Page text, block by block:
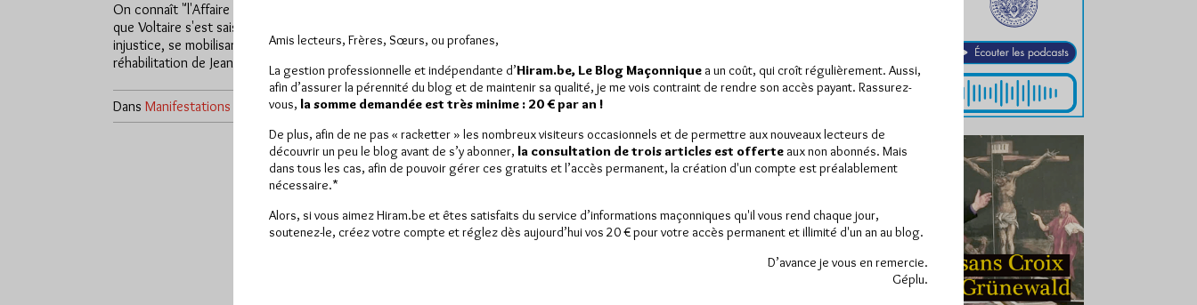
On connaît "l'Affaire Calas" parce
que Voltaire s'est saisi de cette
injustice, se mobilisant pour la
réhabilitation de Jean Calas…
Dans Manifestations 1 commentaire
Amis lecteurs, Frères, Sœurs, ou profanes,
La gestion professionnelle et indépendante d’Hiram.be, Le Blog Maçonnique a un coût, qui croît régulièrement. Aussi,
afin d’assurer la pérennité du blog et de maintenir sa qualité, je me vois contraint de rendre son accès payant. Rassurez-
vous, la somme demandée est très minime : 20 € par an !
De plus, afin de ne pas « racketter » les nombreux visiteurs occasionnels et de permettre aux nouveaux lecteurs de
découvrir un peu le blog avant de s’y abonner, la consultation de trois articles est offerte aux non abonnés. Mais
dans tous les cas, afin de pouvoir gérer ces gratuits et l’accès permanent, la création d'un compte est préalablement
nécessaire.*
Alors, si vous aimez Hiram.be et êtes satisfaits du service d’informations maçonniques qu'il vous rend chaque jour,
soutenez-le, créez votre compte et réglez dès aujourd’hui vos 20 € pour votre accès permanent et illimité d'un an au blog.
D’avance je vous en remercie.
Géplu.